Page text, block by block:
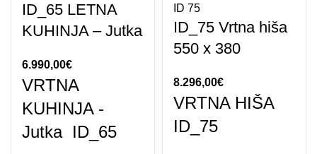
SEARCH
ID_65 LETNA
KUHINJA – Jutka
6.990,00€
VRTNA
KUHINJA -
Jutka ID_65
ID_75 Vrtna hiša
550 x 380
8.296,00€
VRTNA HIŠA
ID_75